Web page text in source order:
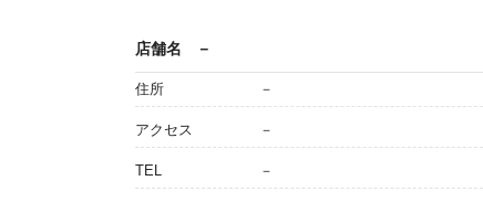
店舗名 －
住所 －
アクセス －
TEL －